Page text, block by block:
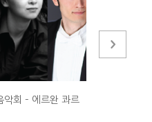
악회 – 에르완 콰르